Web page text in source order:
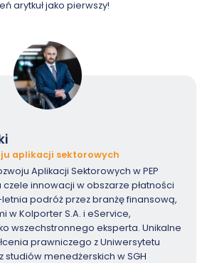
arytkuł jako pierwszy!
aplikacji sektorowych
Aplikacji Sektorowych w PEP
czele innowacji w obszarze płatności
podróż przez branżę finansową,
w Kolporter S.A. i eService,
wszechstronnego eksperta. Unikalne
prawniczego z Uniwersytetu
studiów menedżerskich w SGH